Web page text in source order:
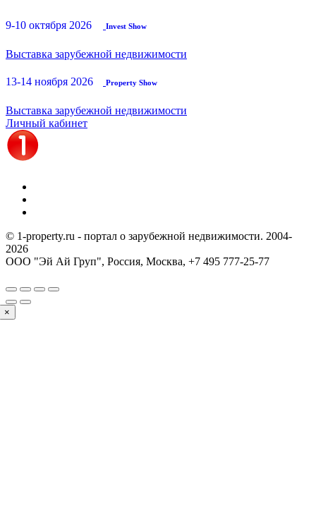
9-10 октября 2026 Invest Show
Выставка зарубежной недвижимости
13-14 ноября 2026 Property Show
Выставка зарубежной недвижимости
Личный кабинет
© 1-property.ru - портал о зарубежной недвижимости. 2004-
2026
ООО "Эй Ай Груп", Россия, Москва, +7 495 777-25-77
×